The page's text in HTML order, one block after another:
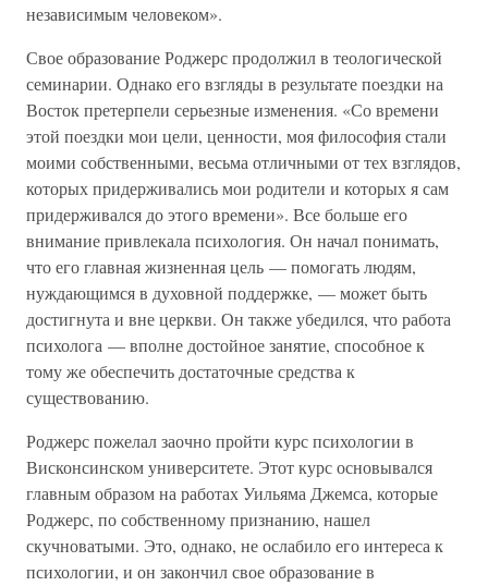
независимым человеком».
Свое образование Роджерс продолжил в теологической
семинарии. Однако его взгляды в результате поездки на
Восток претерпели серьезные изменения. «Со времени
этой поездки мои цели, ценности, моя философия стали
моими собственными, весьма отличными от тех взглядов,
которых придерживались мои родители и которых я сам
придерживался до этого времени». Все больше его
внимание привлекала психология. Он начал понимать,
что его главная жизненная цель — помогать людям,
нуждающимся в духовной поддержке, — может быть
достигнута и вне церкви. Он также убедился, что работа
психолога — вполне достойное занятие, способное к
тому же обеспечить достаточные средства к
существованию.
Роджерс пожелал заочно пройти курс психологии в
Висконсинском университете. Этот курс основывался
главным образом на работах Уильяма Джемса, которые
Роджерс, по собственному признанию, нашел
скучноватыми. Это, однако, не ослабило его интереса к
психологии, и он закончил свое образование в